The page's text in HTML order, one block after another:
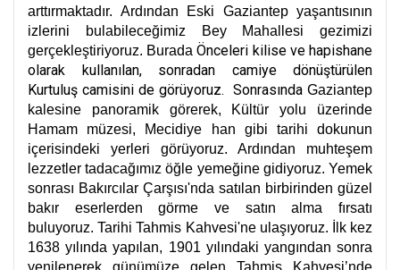
arttırmaktadır. Ardından Eski Gaziantep yaşantısının
izlerini bulabileceğimiz Bey Mahallesi gezimizi
gerçekleştiriyoruz. BuradaÖnceleri kilise ve hapishane
olarak kullanılan, sonradan camiye dönüştürülen
Kurtuluş camisini de görüyoruz. Sonrasında Gaziantep
kalesine panoramik görerek, Kültür yolu üzerinde
Hamam müzesi, Mecidiye han gibi tarihi dokunun
içerisindeki yerleri görüyoruz. Ardından muhteşem
lezzetler tadacağımız öğle yemeğine gidiyoruz. Yemek
sonrası Bakırcılar Çarşısı'nda satılan birbirinden güzel
bakır eserlerden görme ve satın alma fırsatı
buluyoruz. Tarihi Tahmis Kahvesi'ne ulaşıyoruz. İlk kez
1638 yılında yapılan, 1901 yılındaki yangından sonra
yenilenerek günümüze gelen Tahmis Kahvesi’nde